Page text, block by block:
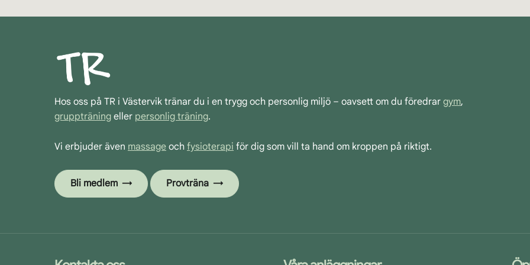
Hos oss på TR i Västervik tränar du i en trygg och personlig miljö – oavsett om du föredrar gym,
gruppträning eller personlig träning.
Vi erbjuder även massage och fysioterapi för dig som vill ta hand om kroppen på riktigt.
Bli medlem Provträna